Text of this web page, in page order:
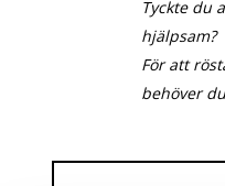
Tyckte du
hjälpsam?
För att
behöver